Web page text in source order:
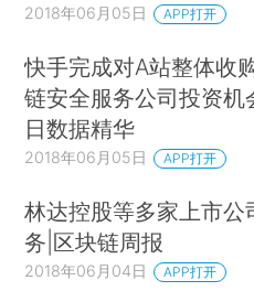
2018年06月05日 APP打开
快手完成对A站整体收
链安全服务公司投资机
日数据精华
2018年06月05日 APP打开
林达控股等多家上市
务|区块链周报
2018年06月04日 APP打开